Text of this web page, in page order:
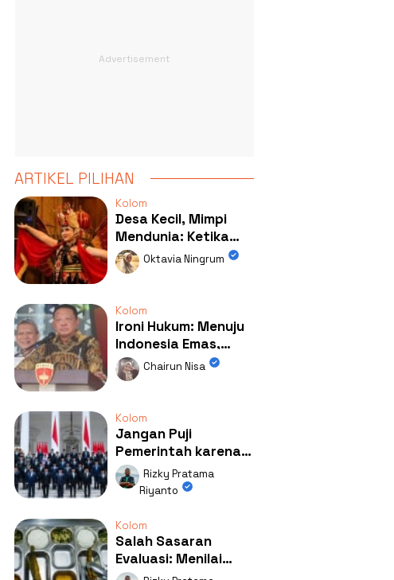
ARTIKEL PILIHAN
Kolom
Desa Kecil, Mimpi
Mendunia: Ketika
Kolaborasi
Mengubah Wajah
Oktavia Ningrum
Kolom
Ironi Hukum: Menuju
Indonesia Emas,
Ternyata Emasnya
Ada di Rumah Febrie!
Chairun Nisa
Kolom
Jangan Puji
Pemerintah karena
Kerja: Mengapa
Publik Begitu Mudah
Rizky Pratama
Riyanto
Kolom
Salah Sasaran
Evaluasi: Menilai
Program MBG Lewat